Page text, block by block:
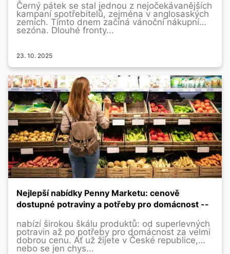
Černý pátek se stal jednou z nejočekávanějších
kampaní spotřebitelů, zejména v anglosaských
zemích. Tímto dnem začíná vánoční nákupní
sezóna. Dlouhé fronty...
23. 10. 2025
Nejlepší nabídky Penny Marketu: cenově
dostupné potraviny a potřeby pro domácnost --
nabízí širokou škálu produktů: od superlevných
potravin až po potřeby pro domácnost za velmi
dobrou cenu. Ať už žijete v České republice,
nebo se jen chys...